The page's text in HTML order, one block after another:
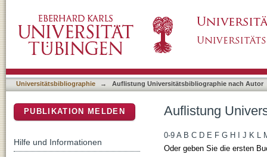
Universitätsbibliographie → Auflistung Universitätsbibliographie nach Autor
Auflistung
0-9 A B C D E F G H J K L
Oder geben Sie die ersten
PUBLIKATION MELDEN
Hilfe und Informationen